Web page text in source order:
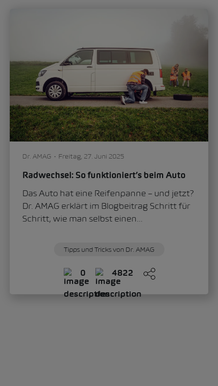
Dr. AMAG Freitag, 27. Juni 2025
Radwechsel: So funktioniert’s beim Auto
Das Auto hat eine Reifenpanne – und jetzt?
Dr. AMAG erklärt im Blogbeitrag Schritt für
Schritt, wie man selbst einen...
Tipps und Tricks von Dr. AMAG
0 4822